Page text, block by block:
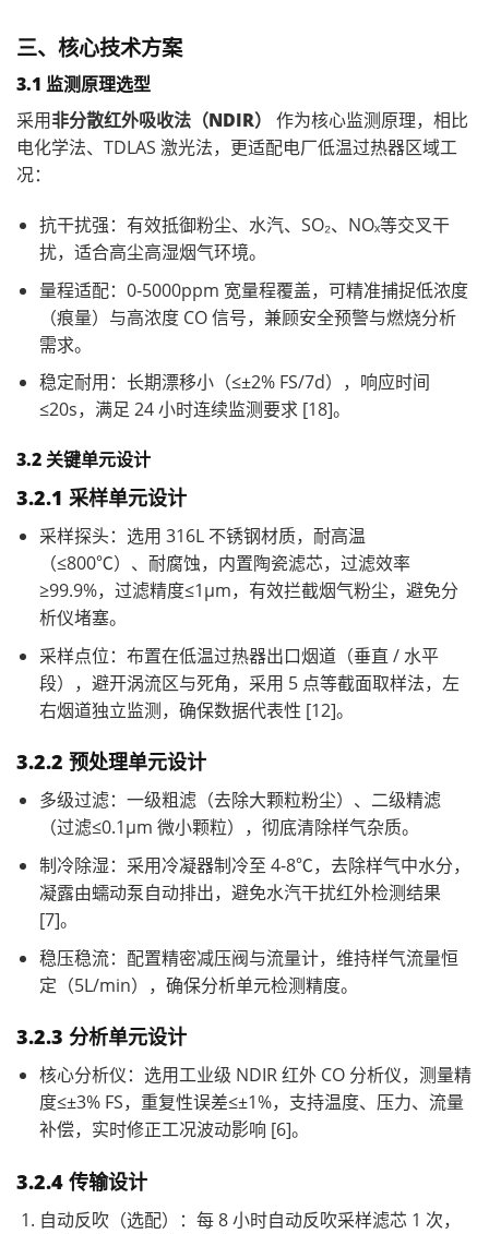
三、核心技术方案
3.1 监测原理选型
采用非分散红外吸收法（NDIR）
作为核心监测原理，相比
电化学法、TDLAS 激光法，更适配电厂低温过热器区域工
况：
抗干扰强：有效抵御粉尘、水汽、SO₂、NOₓ等交叉干
扰，适合高尘高湿烟气环境。
量程适配：0-5000ppm 宽量程覆盖，可精准捕捉低浓度
（痕量）与高浓度 CO 信号，兼顾安全预警与燃烧分析
需求。
稳定耐用：长期漂移小（≤±2% FS/7d），响应时间
≤20s，满足 24 小时连续监测要求 [18]。
3.2 关键单元设计
3.2.1 采样单元设计
采样探头：选用 316L 不锈钢材质，耐高温
（≤800℃）、耐腐蚀，内置陶瓷滤芯，过滤效率
≥99.9%，过滤精度≤1μm，有效拦截烟气粉尘，避免分
析仪堵塞。
采样点位：布置在低温过热器出口烟道（垂直 / 水平
段），避开涡流区与死角，采用 5 点等截面取样法，左
右烟道独立监测，确保数据代表性 [12]。
3.2.2 预处理单元设计
多级过滤：一级粗滤（去除大颗粒粉尘）、二级精滤
（过滤≤0.1μm 微小颗粒），彻底清除样气杂质。
制冷除湿：采用冷凝器制冷至 4-8℃，去除样气中水分，
凝露由蠕动泵自动排出，避免水汽干扰红外检测结果
[7]。
稳压稳流：配置精密减压阀与流量计，维持样气流量恒
定（5L/min），确保分析单元检测精度。
3.2.3 分析单元设计
核心分析仪：选用工业级 NDIR 红外 CO 分析仪，测量精
度≤±3% FS，重复性误差≤±1%，支持温度、压力、流量
补偿，实时修正工况波动影响 [6]。
3.2.4 传输设计
自动反吹（选配）：每 8 小时自动反吹采样滤芯 1 次，